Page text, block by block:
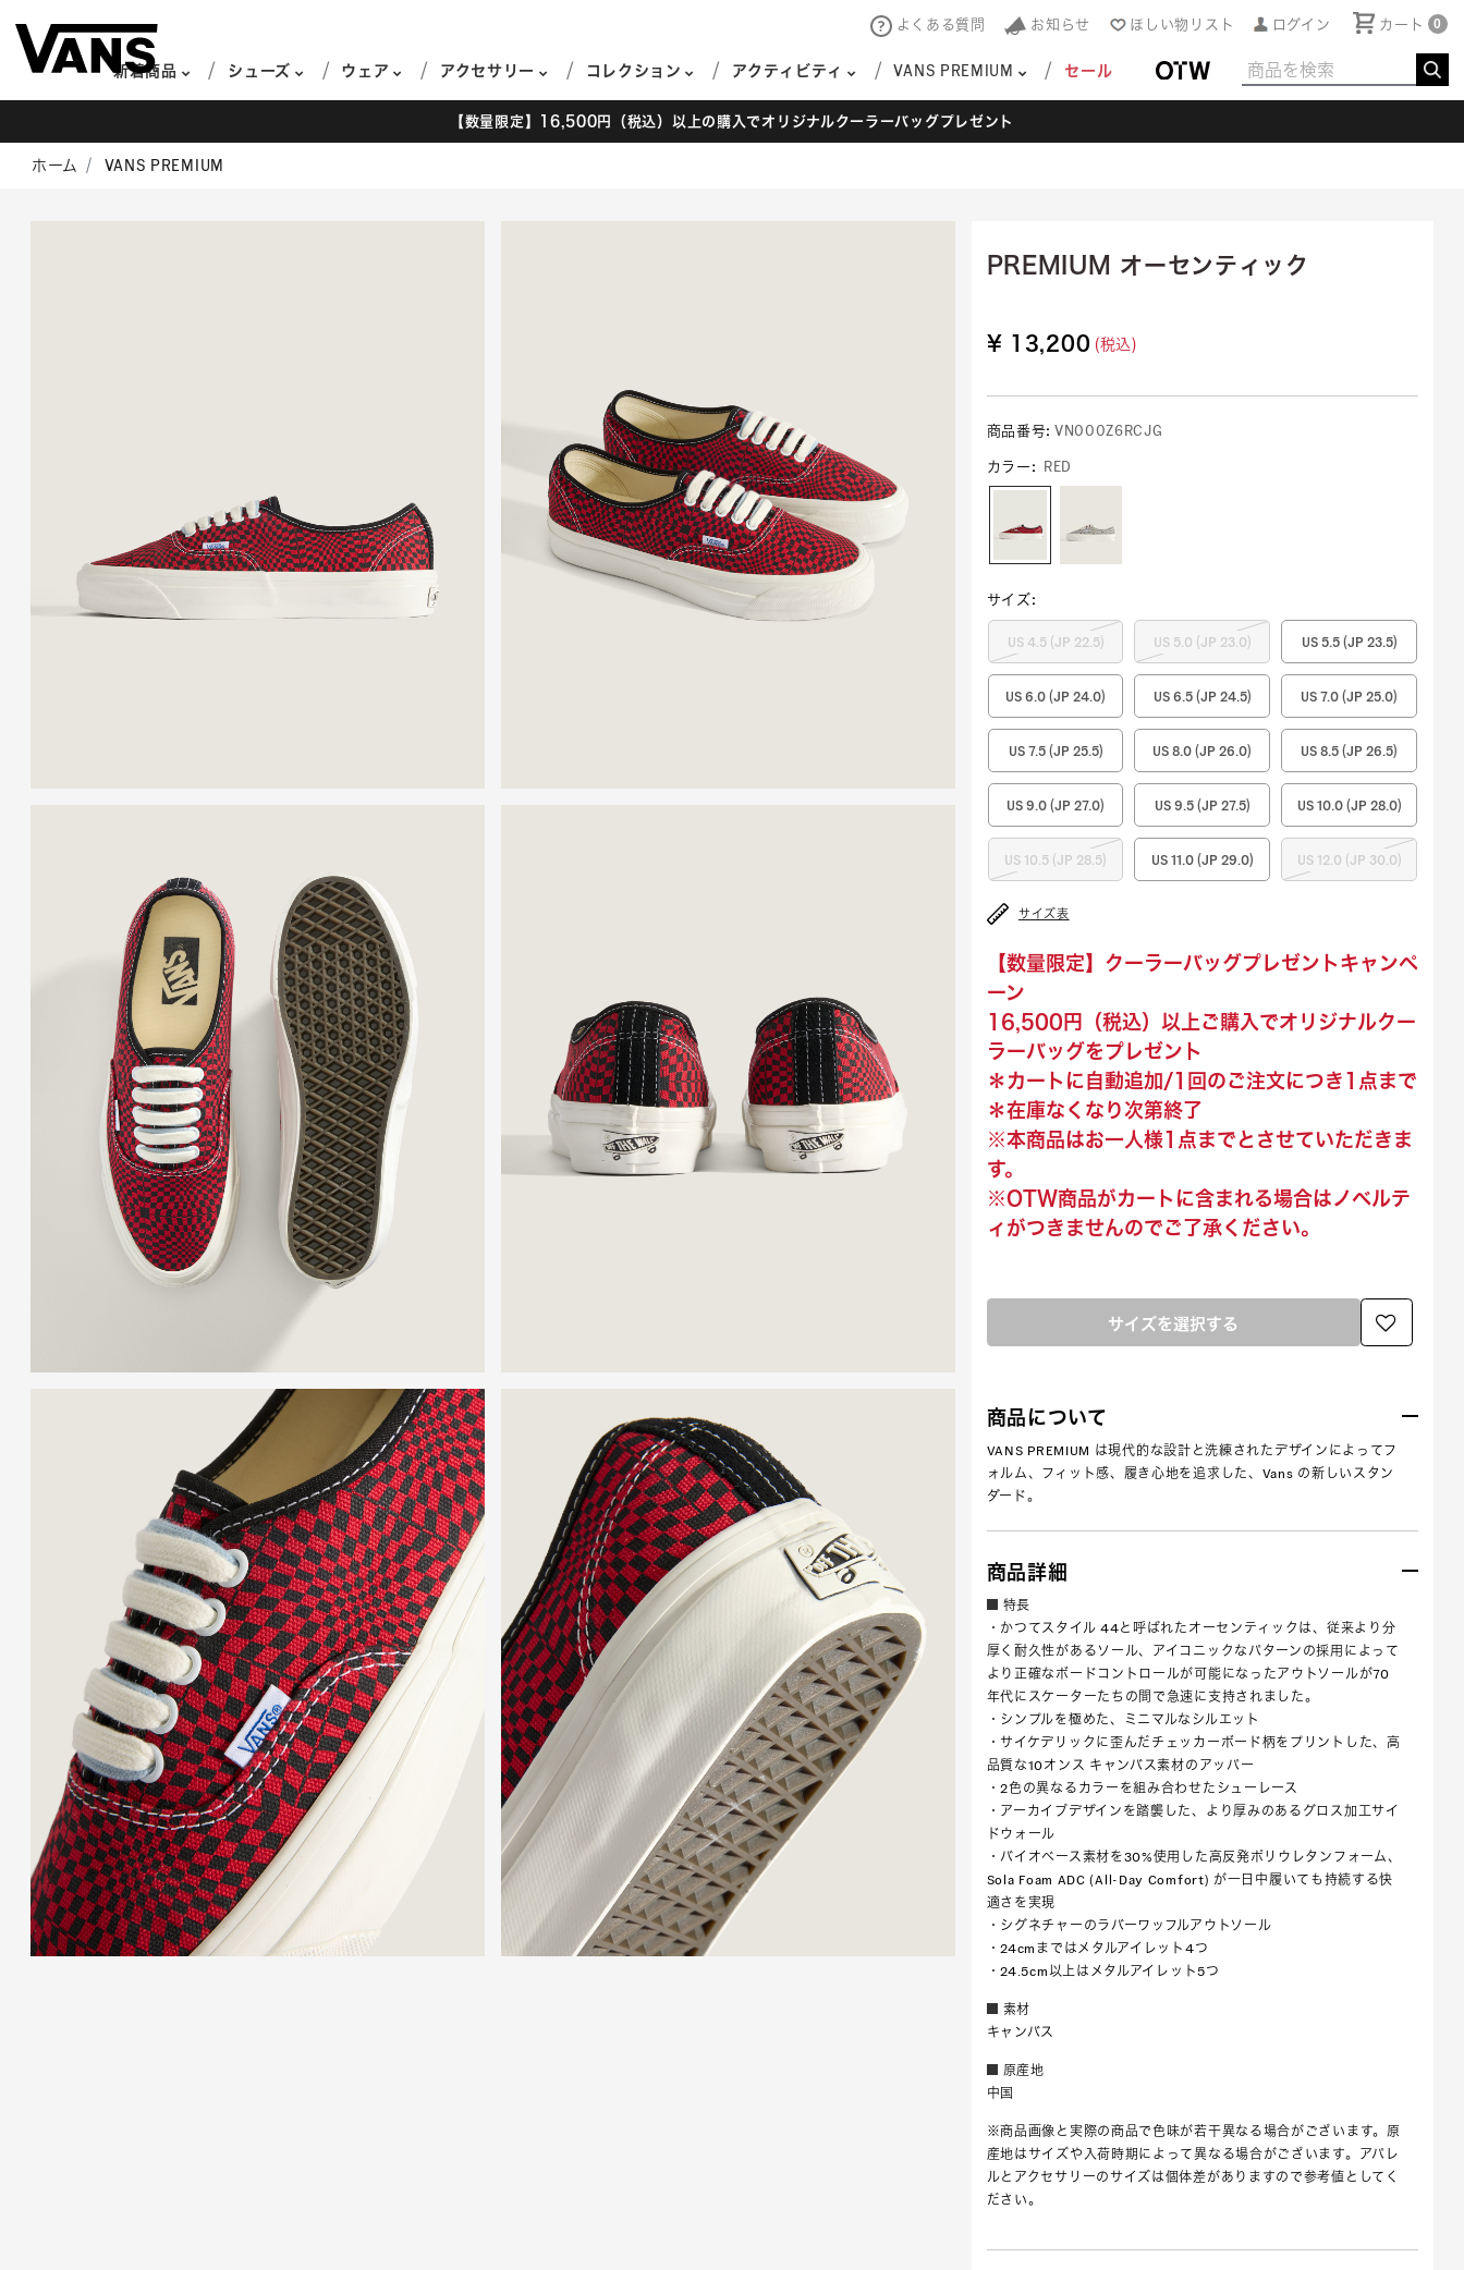
カート 0
よくある質問 お知らせ ほしい物リスト ログイン
新着商品 シューズ ウェア アクセサリー コレクション アクティビティ VANS PREMIUM セール
【数量限定】16,500円（税込）以上の購入でオリジナルクーラーバッグプレゼント
ホーム VANS PREMIUM
PREMIUM オーセンティック
¥ 13,200 (税込)
商品番号: VN000Z6RCJG
カラー: RED
サイズ:
US 4.5 (JP 22.5) US 5.0 (JP 23.0) US 5.5 (JP 23.5)
US 6.0 (JP 24.0) US 6.5 (JP 24.5) US 7.0 (JP 25.0)
US 7.5 (JP 25.5) US 8.0 (JP 26.0) US 8.5 (JP 26.5)
US 9.0 (JP 27.0) US 9.5 (JP 27.5) US 10.0 (JP 28.0)
US 10.5 (JP 28.5) US 11.0 (JP 29.0) US 12.0 (JP 30.0)
サイズ表
【数量限定】クーラーバッグプレゼントキャンペ
ーン
16,500円（税込）以上ご購入でオリジナルクー
ラーバッグをプレゼント
＊カートに自動追加/1回のご注文につき1点まで
＊在庫なくなり次第終了
※本商品はお一人様1点までとさせていただきま
す。
※OTW商品がカートに含まれる場合はノベルテ
ィがつきませんのでご了承ください。
サイズを選択する
商品について
VANS PREMIUM は現代的な設計と洗練されたデザインによってフ
ォルム、フィット感、履き心地を追求した、Vans の新しいスタン
ダード。
商品詳細
特長
・かつてスタイル 44と呼ばれたオーセンティックは、従来より分
厚く耐久性があるソール、アイコニックなパターンの採用によって
より正確なボードコントロールが可能になったアウトソールが70
年代にスケーターたちの間で急速に支持されました。
・シンプルを極めた、ミニマルなシルエット
・サイケデリックに歪んだチェッカーボード柄をプリントした、高
品質な10オンス キャンバス素材のアッパー
・2色の異なるカラーを組み合わせたシューレース
・アーカイブデザインを踏襲した、より厚みのあるグロス加工サイ
ドウォール
・バイオベース素材を30%使用した高反発ポリウレタンフォーム、
Sola Foam ADC (All-Day Comfort) が一日中履いても持続する快
適さを実現
・シグネチャーのラバーワッフルアウトソール
・24cmまではメタルアイレット4つ
・24.5cm以上はメタルアイレット5つ
素材
キャンバス
原産地
中国
※商品画像と実際の商品で色味が若干異なる場合がございます。原
産地はサイズや入荷時期によって異なる場合がございます。アパレ
ルとアクセサリーのサイズは個体差がありますので参考値としてく
ださい。